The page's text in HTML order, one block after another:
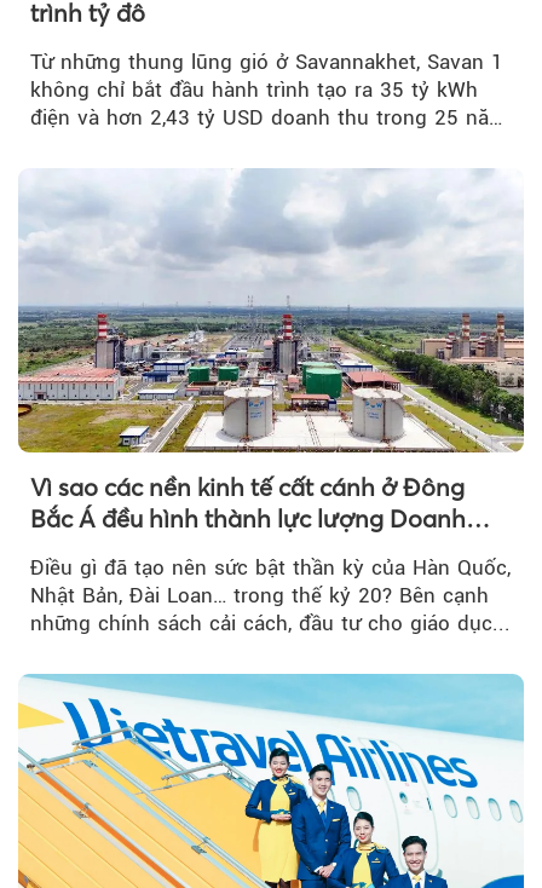
trình tỷ đô
Từ những thung lũng gió ở Savannakhet, Savan 1
không chỉ bắt đầu hành trình tạo ra 35 tỷ kWh
điện và hơn 2,43 tỷ USD doanh thu trong 25 năm
Vì sao các nền kinh tế cất cánh ở Đông
Bắc Á đều hình thành lực lượng Doanh
nghiệp Quốc gia?
Điều gì đã tạo nên sức bật thần kỳ của Hàn Quốc,
Nhật Bản, Đài Loan… trong thế kỷ 20? Bên cạnh
những chính sách cải cách, đầu tư cho giáo dục...